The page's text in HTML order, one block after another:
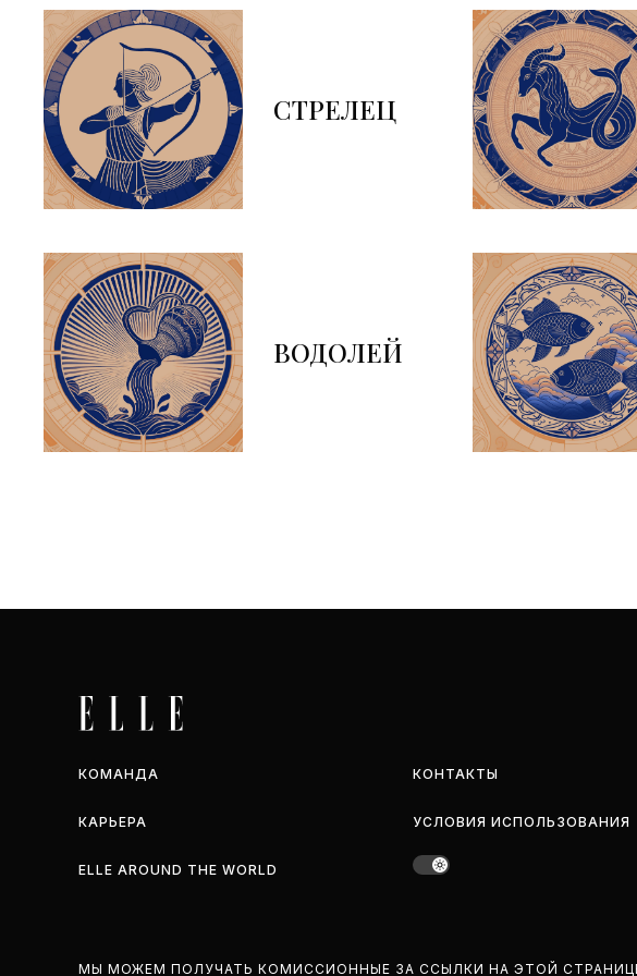
СТРЕЛЕЦ
ВОДОЛЕЙ
КОМАНДА КОНТАКТЫ
КАРЬЕРА УСЛОВИЯ ИСПОЛЬЗОВАНИЯ
ELLE AROUND THE WORLD
МЫ МОЖЕМ ПОЛУЧАТЬ КОМИССИОННЫЕ ЗА ССЫЛКИ НА ЭТОЙ